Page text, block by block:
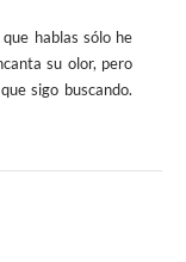
hablas sólo he
su olor, pero
sigo buscando.